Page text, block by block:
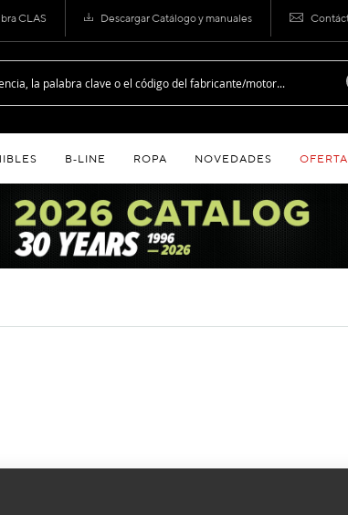
CLAS Descargar Catálogo y manuales
B‑LINE ROPA NOVEDADES